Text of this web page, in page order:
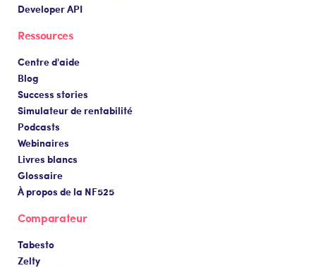
Developer API
Ressources
Centre d'aide
Blog
Success stories
Simulateur de rentabilité
Podcasts
Webinaires
Livres blancs
Glossaire
À propos de la NF525
Comparateur
Tabesto
Zelty